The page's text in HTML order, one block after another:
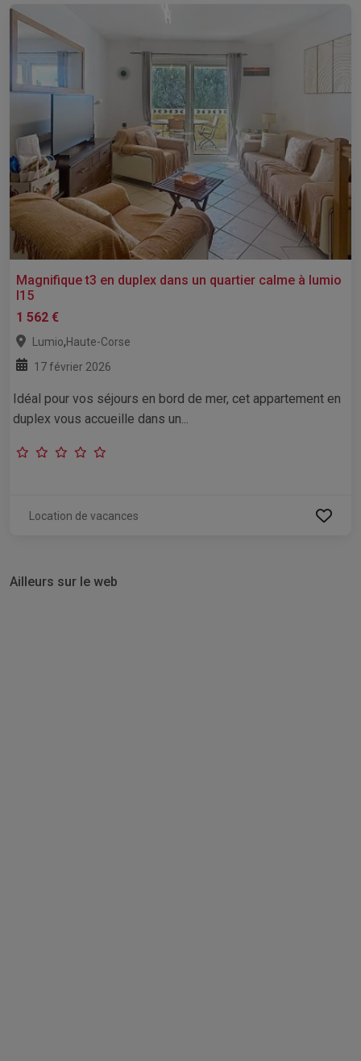
Magnifique t3 en duplex dans un quartier calme à lumio
l15
1 562 €
Lumio,Haute-Corse
17 février 2026
Idéal pour vos séjours en bord de mer, cet appartement en
duplex vous accueille dans un...
Location de vacances
Ailleurs sur le web